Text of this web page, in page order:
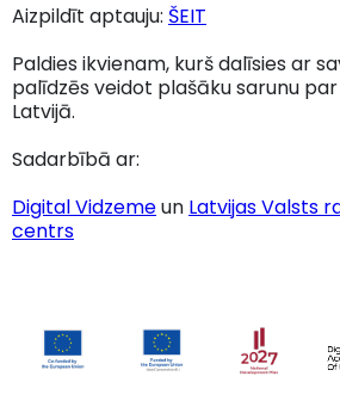
Aizpildīt aptauju: ŠEIT
Paldies ikvienam, kurš dalīsies ar
palīdzēs veidot plašāku sarunu
Latvijā.
Sadarbībā ar:
Digital Vidzemeun Latvijas Valsts
centrs